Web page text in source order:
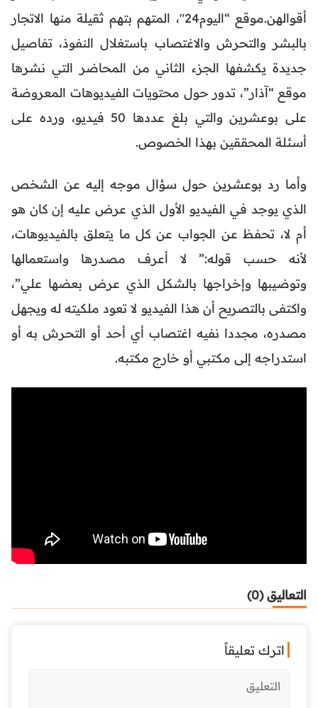
أقوالهن.موقع “اليوم24″، المتهم بتهم ثقيلة منها الاتجار
بالبشر والتحرش والاغتصاب باستغلال النفوذ، تفاصيل
جديدة يكشفها الجزء الثاني من المحاضر التي نشرها
موقع “آذار”، تدور حول محتويات الفيديوهات المعروضة
على بوعشرين والتي بلغ عددها 50 فيديو، ورده على
أسئلة المحققين بهذا الخصوص.
وأما رد بوعشرين حول سؤال موجه إليه عن الشخص
الذي يوجد في الفيديو الأول الذي عرض عليه إن كان هو
أم لا، تحفظ عن الجواب عن كل ما يتعلق بالفيديوهات،
لأنه حسب قوله:” لا أعرف مصدرها واستعمالها
وتوضيبها وإخراجها بالشكل الذي عرض بعضها علي”،
واكتفى بالتصريح أن هذا الفيديو لا تعود ملكيته له ويجهل
مصدره، مجددا نفيه اغتصاب أي أحد أو التحرش به أو
استدراجه إلى مكتبي أو خارج مكتبه.
التعاليق (0)
اترك تعليقاً